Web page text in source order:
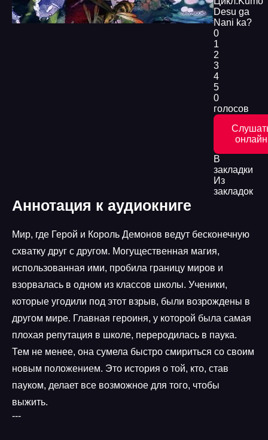
Desu ga
Nani ka?
0
1
2
3
4
5
0
голосов
онлайн
В
закладки
Из
закладок
Аннотация к аудиокниге
Мир, где Герой и Король Демонов ведут бесконечную
схватку друг с другом. Могущественная магия,
использованная ими, пробила границу миров и
взорвалась в одном из классов школы. Ученики,
которые угодили под этот взрыв, были возрождены в
другом мире. Главная героиня, у которой была самая
плохая репутация в школе, переродилась в паука.
Тем не менее, она сумела быстро смириться со своим
новым положением. Это история о той, кто, став
пауком, делает все возможное для того, чтобы
выжить.
---